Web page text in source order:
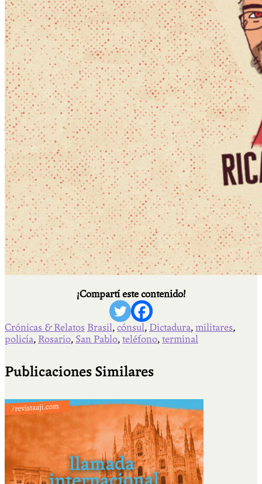
¡Compartí este contenido!
Crónicas & Relatos Brasil, cónsul, Dictadura, militares,
policía, Rosario, San Pablo, teléfono, terminal
Publicaciones Similares